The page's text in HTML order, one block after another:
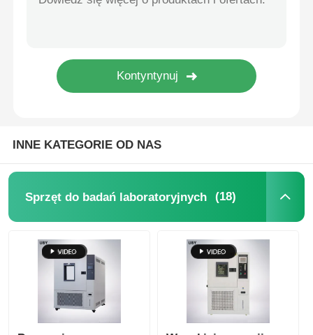
Kontroler temperatury i wilgotności
INNE KATEGORIE OD NAS
Sprzęt do badań laboratoryjnych (18)